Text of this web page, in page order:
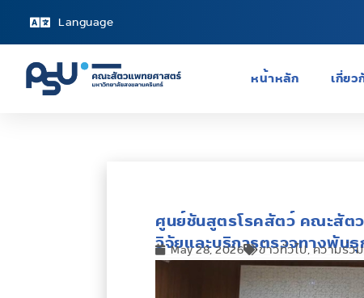
Language
หน้าหลัก เกี่ย
ศูนย์ชันสูตรโรคสัตว์ คณะสัต
วิจัยและบริการตรวจทางพันธุ
May 28, 2026 ข่าวทั่วไป,ความร่ว